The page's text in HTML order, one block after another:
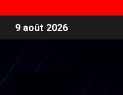
9 août 2026